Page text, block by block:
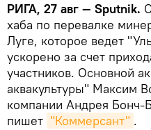
РИГА, 27 авг — Sputnik.
хаба по перевалке
Луге, которое ведет
ускорено за счет
участников. Основной
аквакультуры" Максим
компании Андрея Бонч-
пишет "Коммерсант" .